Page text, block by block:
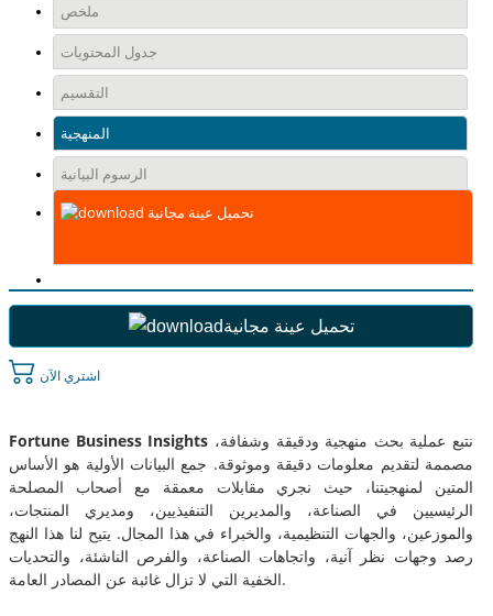
ملخص
جدول المحتويات
التقسيم
المنهجية
الرسوم البيانية
تحميل عينة مجانية
تحميل عينة مجانية
اشتري الآن
Fortune Business Insights نتبع عملية بحث منهجية ودقيقة وشفافة،
مصممة لتقديم معلومات دقيقة وموثوقة. جمع البيانات الأولية هو الأساس
المتين لمنهجيتنا، حيث نجري مقابلات معمقة مع أصحاب المصلحة
الرئيسيين في الصناعة، والمديرين التنفيذيين، ومديري المنتجات،
والموزعين، والجهات التنظيمية، والخبراء في هذا المجال. يتيح لنا هذا النهج
رصد وجهات نظر آنية، واتجاهات الصناعة، والفرص الناشئة، والتحديات
الخفية التي لا تزال غائبة عن المصادر العامة.